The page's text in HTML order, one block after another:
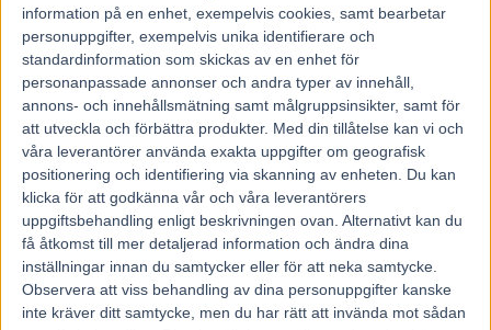
information på en enhet, exempelvis cookies, samt bearbetar
personuppgifter, exempelvis unika identifierare och
standardinformation som skickas av en enhet för
personanpassade annonser och andra typer av innehåll,
annons- och innehållsmätning samt målgruppsinsikter, samt för
att utveckla och förbättra produkter. Med din tillåtelse kan vi och
våra leverantörer använda exakta uppgifter om geografisk
positionering och identifiering via skanning av enheten. Du kan
klicka för att godkänna vår och våra leverantörers
uppgiftsbehandling enligt beskrivningen ovan. Alternativt kan du
få åtkomst till mer detaljerad information och ändra dina
inställningar innan du samtycker eller för att neka samtycke.
Observera att viss behandling av dina personuppgifter kanske
inte kräver ditt samtycke, men du har rätt att invända mot sådan
Siten travfakta.se är en stor databas med allehanda statistik kring
travhästar.
Bland annat finns hästarnas resultat fördelade i årstider, något som
kan vara spännande att titta på nu när den långa sensommaren
definitivt tackat för sig och huvudstaden i veckan upplevde
snörekord för november.
Lördagen skulle definieras som höst om man tittar i kalendern, men i
Sundsvall där tävlingarna ska hållas har medeltemperaturen legat en
bra bit under fryspunkten senaste veckan.
Alltså har vi valt att göra en kompromiss och slagit ihop resultaten
för höst/vinter och jämfört med vår/sommar i denna undersökning av
veckans V75-hästar.
Utifrån detta får vi en ”årstidskvot” som är ett positivt tal för hästar
som presterat bäst under höst/vinter och ett negativt för hästar som
presterat bäst under vår/sommar.
De tre hästar i topp och botten av varje avdelning presenteras.